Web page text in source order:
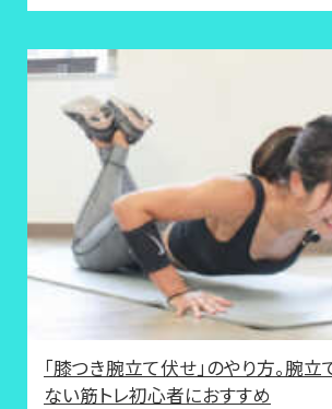
「膝つき腕立て伏せ」のやり方。腕
ない筋トレ初心者におすすめ